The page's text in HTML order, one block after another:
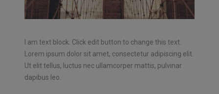
I am text block. Click edit button to change this text.
Lorem ipsum dolor sit amet, consectetur adipiscing elit.
Ut elit tellus, luctus nec ullamcorper mattis, pulvinar
dapibus leo.